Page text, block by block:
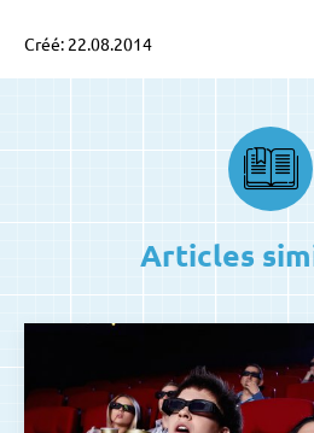
Créé: 22.08.2014
Articles